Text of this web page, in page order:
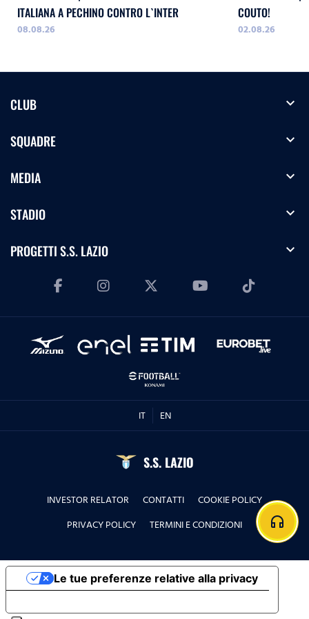
ITALIANA A PECHINO CONTRO L`INTER
08.08.26
COUTO!
02.08.26
CLUB expand_more
SQUADRE expand_more
MEDIA expand_more
STADIO expand_more
PROGETTI S.S. LAZIO expand_more
IT EN
S.S. LAZIO
INVESTOR RELATOR CONTATTI
COOKIE POLICY
PRIVACY POLICY
TERMINI E CONDIZIONI headphones
Le tue preferenze relative alla privacy